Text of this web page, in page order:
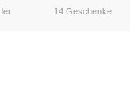
14 Geschenke